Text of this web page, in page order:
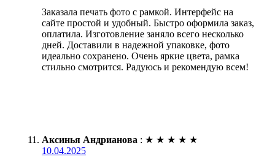
Заказала печать фото с рамкой. Интерфейс на
сайте простой и удобный. Быстро оформила заказ,
оплатила. Изготовление заняло всего несколько
дней. Доставили в надежной упаковке, фото
идеально сохранено. Очень яркие цвета, рамка
стильно смотрится. Радуюсь и рекомендую всем!
Аксинья Андрианова : ★ ★ ★ ★ ★
10.04.2025